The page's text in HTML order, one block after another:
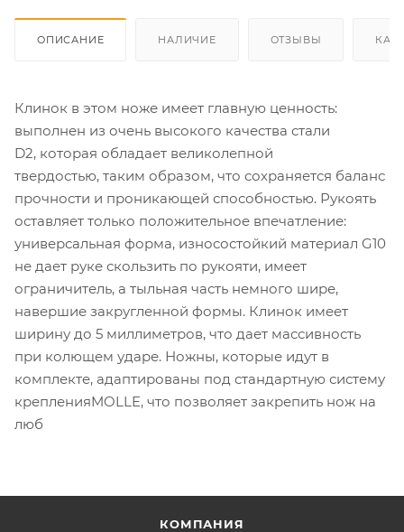
ОПИСАНИЕ НАЛИЧИЕ ОТЗЫВЫ КАК
Клинок в этом ноже имеет главную ценность:
выполнен из очень высокого качества стали
D2, которая обладает великолепной
твердостью, таким образом, что сохраняется баланс
прочности и проникающей способностью. Рукоять
оставляет только положительное впечатление:
универсальная форма, износостойкий материал G10
не дает руке скользить по рукояти, имеет
ограничитель, а тыльная часть немного шире,
навершие закругленной формы. Клинок имеет
ширину до 5 миллиметров, что дает массивность
при колющем ударе. Ножны, которые идут в
комплекте, адаптированы под стандартную систему
крепленияMOLLE, что позволяет закрепить нож на
люб
КОМПАНИЯ